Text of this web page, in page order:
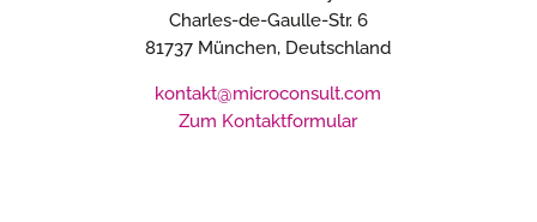
Charles-de-Gaulle-Str. 6
81737 München, Deutschland
kontakt@microconsult.com
Zum Kontaktformular